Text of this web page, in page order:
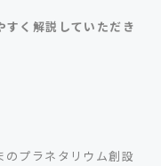
すく解説していただき
のプラネタリウム創設